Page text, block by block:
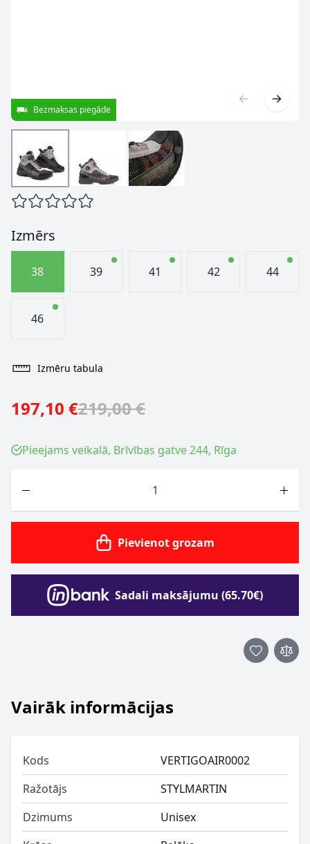
Bezmaksas piegāde
Izmērs
38 39 41 42 44
46
Izmēru tabula
197,10 €219,00 €
Pieejams veikalā, Brīvības gatve 244, Rīga
Pievienot grozam
Sadali maksājumu (65.70€)
Vairāk informācijas
Kods
VERTIGOAIR0002
Ražotājs
STYLMARTIN
Dzimums
Unisex